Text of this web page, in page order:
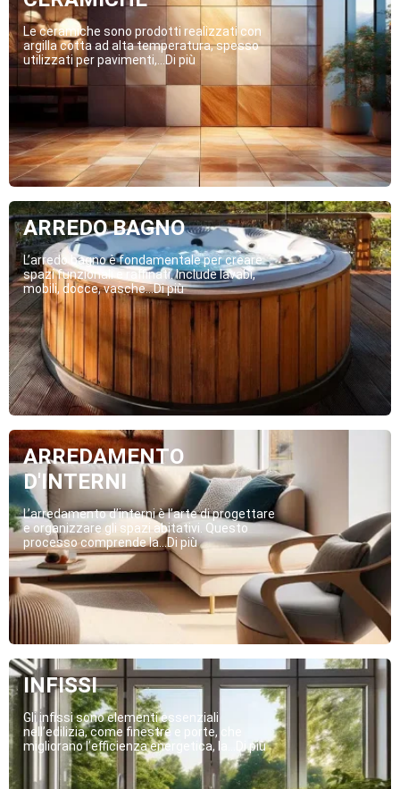
Le ceramiche sono prodotti realizzati con
argilla cotta ad alta temperatura, spesso
utilizzati per pavimenti,...Di più
ARREDO BAGNO
L’arredo bagno è fondamentale per creare
spazi funzionali e raffinati. Include lavabi,
mobili, docce, vasche...Di più
ARREDAMENTO
D'INTERNI
L’arredamento d’interni è l’arte di progettare
e organizzare gli spazi abitativi. Questo
processo comprende la...Di più
INFISSI
Gli infissi sono elementi essenziali
nell’edilizia, come finestre e porte, che
migliorano l’efficienza energetica, la...Di più